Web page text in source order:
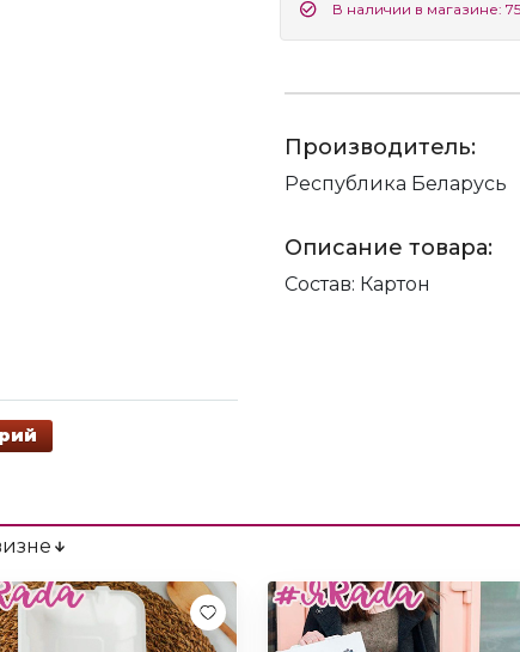
В наличии в магазине:
Производитель:
Республика Беларусь
Описание товара:
Состав: Картон